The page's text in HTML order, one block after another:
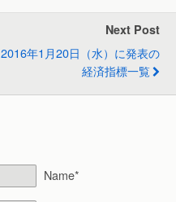
Next Post
2016年1月20日（水）に発表の
経済指標一覧
Name*